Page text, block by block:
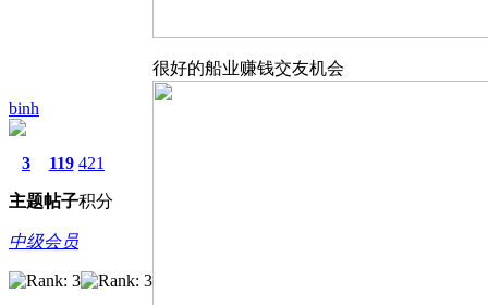
binh
3
主题
119
帖子
421
积分
中级会员
很好的船业赚钱交友机会